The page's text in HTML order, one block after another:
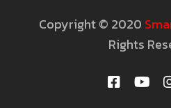
อุปก
Smart
Copyright © 2020
Rights